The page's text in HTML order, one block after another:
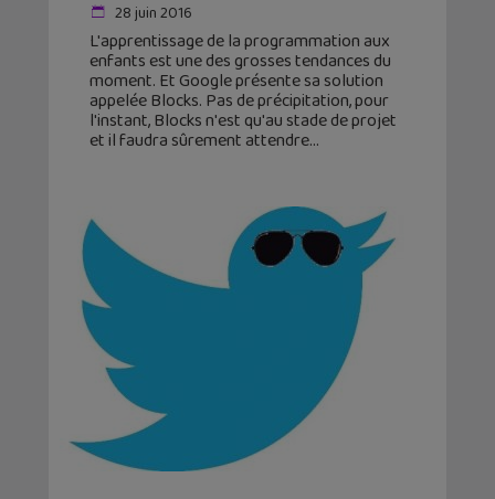
28 juin 2016
L'apprentissage de la programmation aux
enfants est une des grosses tendances du
moment. Et Google présente sa solution
appelée Blocks. Pas de précipitation, pour
l'instant, Blocks n'est qu'au stade de projet
et il faudra sûrement attendre